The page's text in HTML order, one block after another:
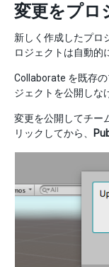
変更をプロ
新しく作成したプロ
ロジェクトは自動的
Collaborate を既存
ジェクトを公開しな
変更を公開してチー
リックしてから、